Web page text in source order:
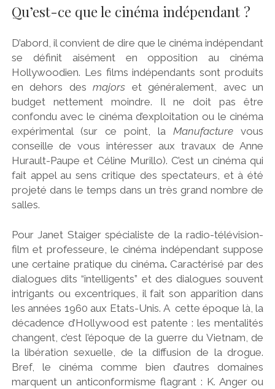
Qu’est-ce que le cinéma indépendant ?
D’abord, il convient de dire que le cinéma indépendant
se définit aisément en opposition au cinéma
Hollywoodien. Les films indépendants sont produits
en dehors desmajors et généralement, avec un
budget nettement moindre. Il ne doit pas être
confondu avec le cinéma d’exploitation ou le cinéma
expérimental (sur ce point, laManufacture vous
conseille de vous intéresser aux travaux de Anne
Hurault-Paupe et Céline Murillo). C’est un cinéma qui
fait appel au sens critique des spectateurs, et à été
projeté dans le temps dans un très grand nombre de
salles.
Pour Janet Staiger spécialiste de la radio-télévision-
film et professeure, le cinéma indépendant suppose
une certaine pratique du cinéma.Caractérisé par des
dialogues dits “intelligents” et des dialogues souvent
intrigants ou excentriques, il fait son apparition dans
les années 1960 aux Etats-Unis. A cette époque là, la
décadence d’Hollywood est patente : les mentalités
changent, c’est l’époque de la guerre du Vietnam, de
la libération sexuelle, de la diffusion de la drogue.
Bref, le cinéma comme bien d’autres domaines
marquent un anticonformisme flagrant : K. Anger ou